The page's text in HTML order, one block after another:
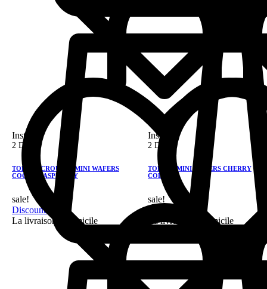
Instock
2 DH
TOBIGO CROUSTY MINI WAFERS
COCOA RASPBERRY
sale!
Discount 28%
La livraison a domicile
Instock
2 DH
TOBIGO MINI WAFERS CHERRY
COLA
sale!
La livraison a domicile